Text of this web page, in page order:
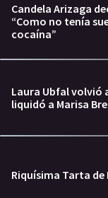
Candela Arizaga
“Como no tenía
cocaína”
Laura Ubfal volvió
liquidó a Marisa
Riquísima Tarta de